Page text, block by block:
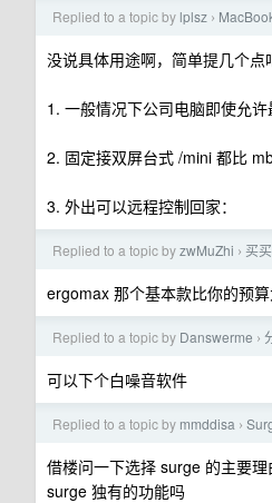
Replied to a topic by lplsz ›
没说具体用途啊，简单提几个点
1. 一般情况下公司电脑即使允
2. 固定接双屏台式 /mini 都比
3. 外出可以远程控制回家：
Replied to a topic byzwMuZhi › 买
ergomax 那个基本款比你的预
Replied to a topic by Danswerme ›
可以下个白噪音软件
Replied to a topic by mmddisa ›
借楼问一下选择 surge 的主要
surge 独有的功能吗